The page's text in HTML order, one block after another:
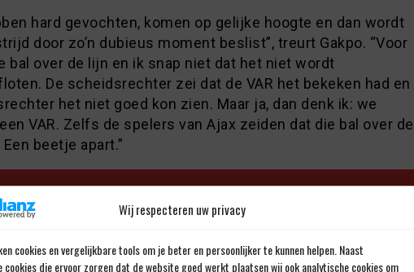
Wij respecteren uw privacy
cookies en vergelijkbare tools om je beter en persoonlijker te kunnen helpen. Naast
cookies die ervoor zorgen dat de website goed werkt plaatsen wij ook analytische cookies om
hard gevochten, komen op gelijke hoogte en dan wordt
door zo’n dubieus moment beslist”, treurt Gakpo. “Voor
bal over de lijn en ik snap niet dat het niet wordt
De scheidsrechter zei dat de VAR het bekeken had en
het niet goed kon zien. Maar ja, dan denk ik: we
VAR. Zelfs de spelers van Ajax zeiden dat die bal over de
Een beetje apart.”
Al meer dan 43 jaar een passie voor voetbal.